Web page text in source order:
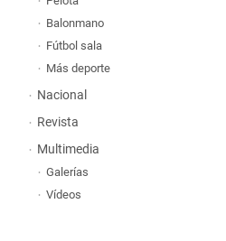
Balonmano
Fútbol sala
Más deporte
Nacional
Revista
Multimedia
Galerías
Vídeos